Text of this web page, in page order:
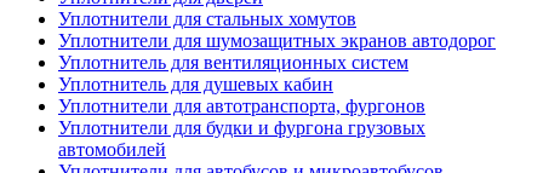
Уплотнители для стальных хомутов
Уплотнители для шумозащитных экранов автодорог
Уплотнитель для вентиляционных систем
Уплотнитель для душевых кабин
Уплотнители для автотранспорта, фургонов
Уплотнители для будки и фургона грузовых
автомобилей